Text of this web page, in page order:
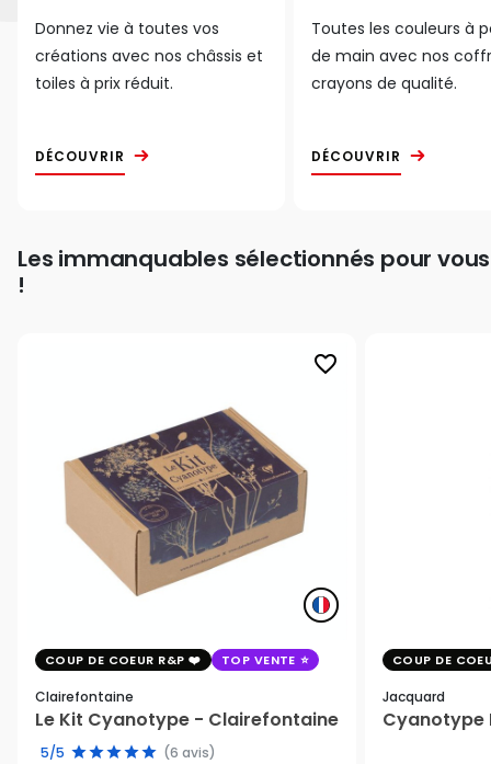
Donnez vie à toutes vos
créations avec nos châssis et
toiles à prix réduit.
DÉCOUVRIR
Toutes les couleurs à
de main avec nos
crayons de qualité.
DÉCOUVRIR
Les immanquables sélectionnés pour vous
!
favorite_border
COUP DE COEUR R&P TOP VENTE
Clairefontaine
Le Kit Cyanotype - Clairefontaine
5/5 (6 avis)
COUP DE
Jacquard
Cyanotype